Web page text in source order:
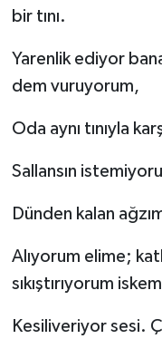
bir tını.
Yarenlik ediyor
dem vuruyorum,
Oda aynı tınıyla
​Sallansın
Dünden kalan
Alıyorum elime;
sıkıştırıyorum
Kesiliveriyor sesi.